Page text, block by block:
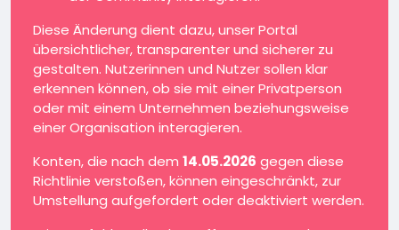
Diese Änderung dient dazu, unser Portal
übersichtlicher, transparenter und sicherer zu
gestalten. Nutzerinnen und Nutzer sollen klar
erkennen können, ob sie mit einer Privatperson
oder mit einem Unternehmen beziehungsweise
einer Organisation interagieren.
Konten, die nach dem 14.05.2026 gegen diese
Richtlinie verstoßen, können eingeschränkt, zur
Umstellung aufgefordert oder deaktiviert werden.